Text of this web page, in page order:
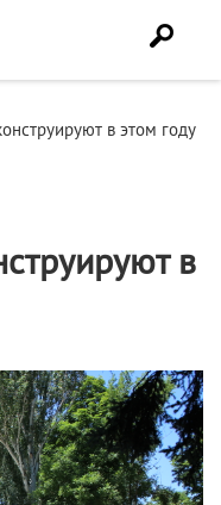
в этом году
в